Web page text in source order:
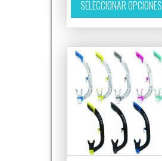
SELECCIONAR OPCIONES